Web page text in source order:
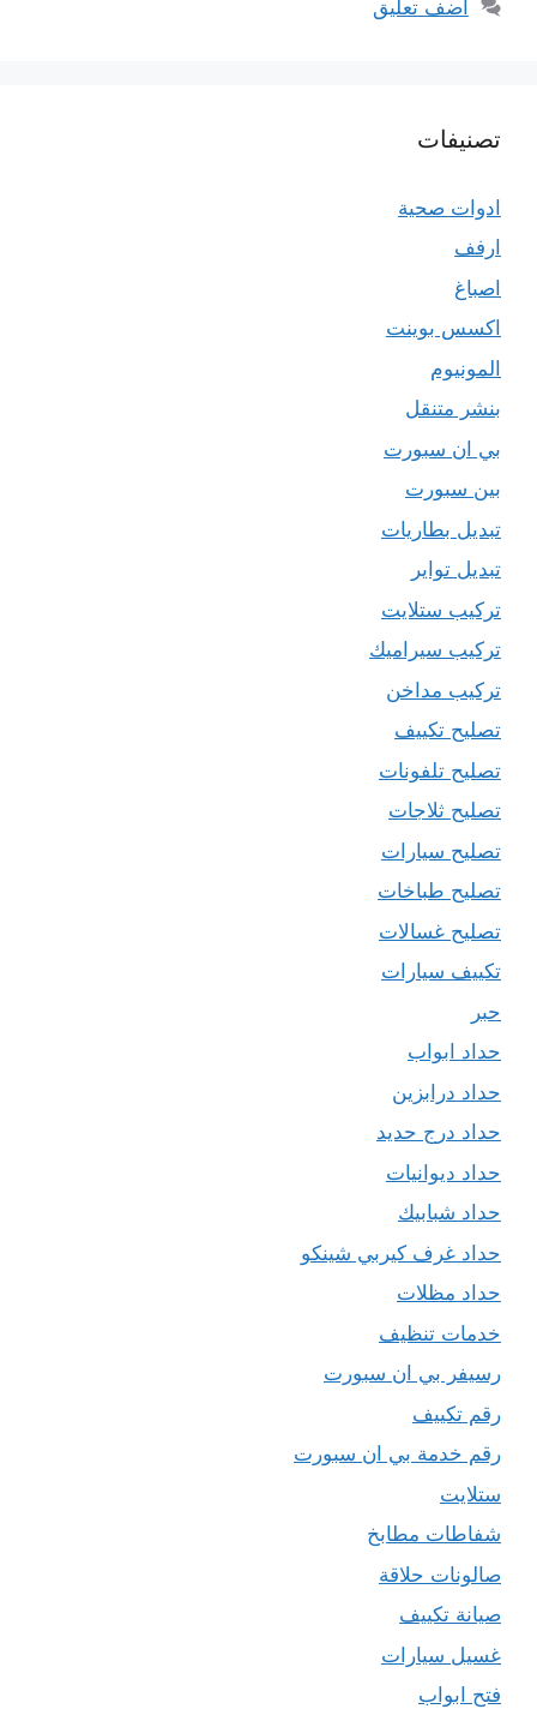
أضف تعليق
تصنيفات
ادوات صحية
ارفف
اصباغ
اكسس بوينت
المونيوم
بنشر متنقل
بي ان سبورت
بين سبورت
تبديل بطاريات
تبديل تواير
تركيب ستلايت
تركيب سيراميك
تركيب مداخن
تصليح تكييف
تصليح تلفونات
تصليح ثلاجات
تصليح سيارات
تصليح طباخات
تصليح غسالات
تكييف سيارات
حبر
حداد ابواب
حداد درابزين
حداد درج حديد
حداد ديوانيات
حداد شبابيك
حداد غرف كيربي شينكو
حداد مظلات
خدمات تنظيف
رسيفر بي ان سبورت
رقم تكييف
رقم خدمة بي ان سبورت
ستلايت
شفاطات مطابخ
صالونات حلاقة
صيانة تكييف
غسيل سيارات
فتح ابواب